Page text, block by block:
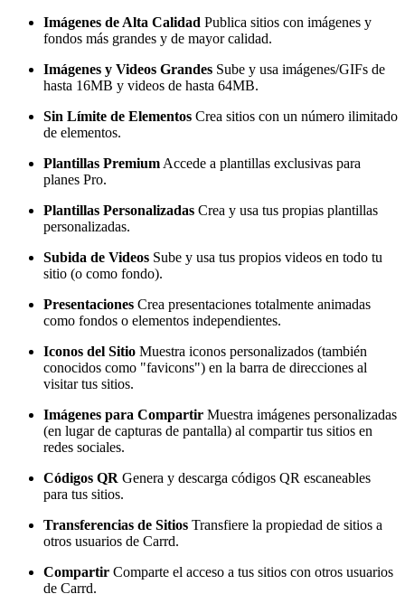
Imágenes de Alta Calidad Publica sitios con imágenes y
fondos más grandes y de mayor calidad.
Imágenes y Videos Grandes Sube y usa imágenes/GIFs de
hasta 16MB y videos de hasta 64MB.
Sin Límite de Elementos Crea sitios con un número ilimitado
de elementos.
Plantillas Premium Accede a plantillas exclusivas para
planes Pro.
Plantillas Personalizadas Crea y usa tus propias plantillas
personalizadas.
Subida de Videos Sube y usa tus propios videos en todo tu
sitio (o como fondo).
Presentaciones Crea presentaciones totalmente animadas
como fondos o elementos independientes.
Iconos del Sitio Muestra iconos personalizados (también
conocidos como "favicons") en la barra de direcciones al
visitar tus sitios.
Imágenes para Compartir Muestra imágenes personalizadas
(en lugar de capturas de pantalla) al compartir tus sitios en
redes sociales.
Códigos QR Genera y descarga códigos QR escaneables
para tus sitios.
Transferencias de Sitios Transfiere la propiedad de sitios a
otros usuarios de Carrd.
Compartir Comparte el acceso a tus sitios con otros usuarios
de Carrd.